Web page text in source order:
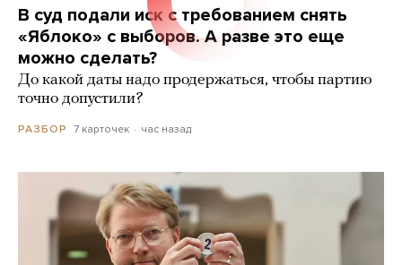
В суд подали иск с требованием снять
«Яблоко» с выборов. А разве это еще
можно сделать?
До какой даты надо продержаться, чтобы партию
точно допустили?
РАЗБОР 7 карточек час назад